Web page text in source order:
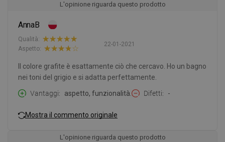
L'opinione riguarda questo prodotto
AnnaB
22-01-2021
Qualità:
Aspetto:
Il colore grafite è esattamente ciò che cercavo. Ho un bagno
nei toni del grigio e si adatta perfettamente.
Vantaggi
aspetto, funzionalità. Difetti -
Mostra il commento originale
L'opinione riguarda questo prodotto